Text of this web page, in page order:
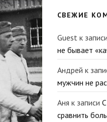
СВЕЖИЕ
Guest к записи
не бывает
Андрей к
мужчин не
Аня к записи
сравнить